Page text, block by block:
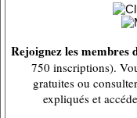
Rejoignez les membres
750 inscriptions).
gratuites ou
expliqués et